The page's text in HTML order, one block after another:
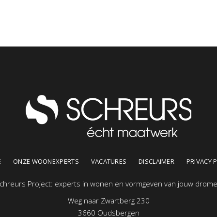
ONZE WOONEXPERTS VACATURES DISCLAIMER PRIVACY
Project: experts in wonen en vormgeven van jouw
Weg naar Zwartberg 230
3660 Oudsbergen